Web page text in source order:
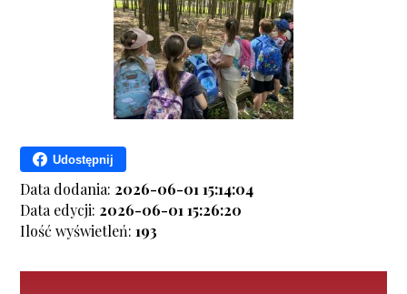
Udostępnij
Data dodania: 2026-06-01 15:14:04
Data edycji: 2026-06-01 15:26:20
Ilość wyświetleń:193